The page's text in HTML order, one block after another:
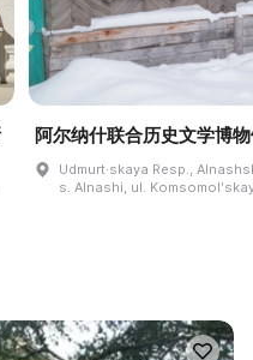
阿尔纳什联合历史文学博
Udmurt·skaya Resp.,
s. Alnashi, ul.